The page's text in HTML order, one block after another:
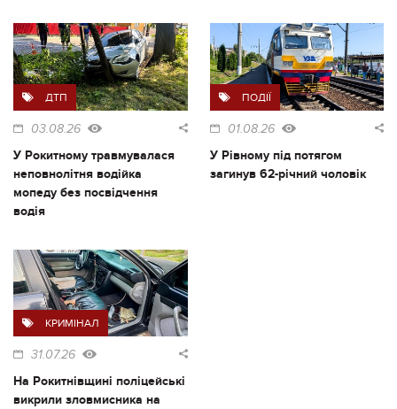
ДТП
03.08.26
У Рокитному травмувалася
неповнолітня водійка
мопеду без посвідчення
водія
ПОДІЇ
01.08.26
У Рівному під потягом
загинув 62-річний чоловік
КРИМІНАЛ
31.07.26
На Рокитнівщині поліцейські
викрили зловмисника на